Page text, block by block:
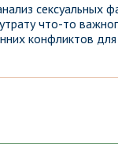
сексуальных
что-то
конфликтов